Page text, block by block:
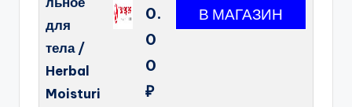
для
тела /
Herbal
Moisturi
0.
0
0
₽